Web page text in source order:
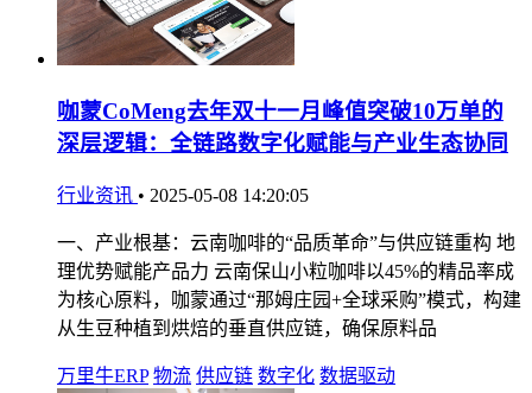
咖蒙CoMeng去年双十一月峰值突破10万单的
深层逻辑：全链路数字化赋能与产业生态协同
行业资讯 • 2025-05-08 14:20:05
一、产业根基：云南咖啡的“品质革命”与供应链重构 地
理优势赋能产品力 云南保山小粒咖啡以45%的精品率成
为核心原料，咖蒙通过“那姆庄园+全球采购”模式，构建
从生豆种植到烘焙的垂直供应链，确保原料品
万里牛ERP 物流 供应链 数字化 数据驱动